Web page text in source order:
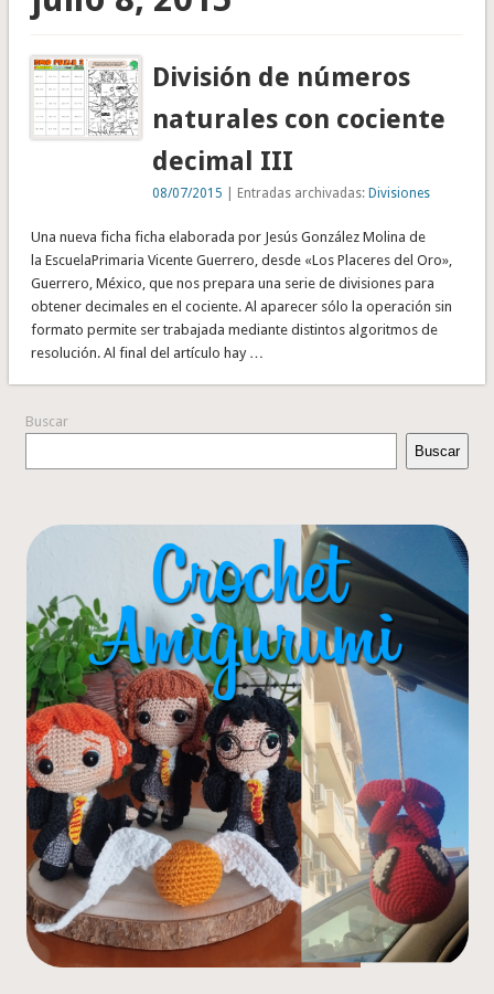
División de números
naturales con cociente
decimal III
08/07/2015 | Entradas archivadas:Divisiones
Una nueva ficha ficha elaborada por Jesús González Molina de
la EscuelaPrimaria Vicente Guerrero, desde «Los Placeres del Oro»,
Guerrero, México, que nos prepara una serie de divisiones para
obtener decimales en el cociente. Al aparecer sólo la operación sin
formato permite ser trabajada mediante distintos algoritmos de
resolución. Al final del artículo hay …
Buscar
Buscar